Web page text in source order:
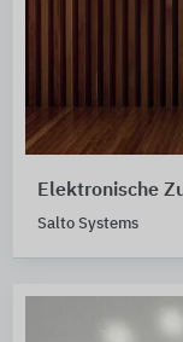
Elektronische
Salto Systems